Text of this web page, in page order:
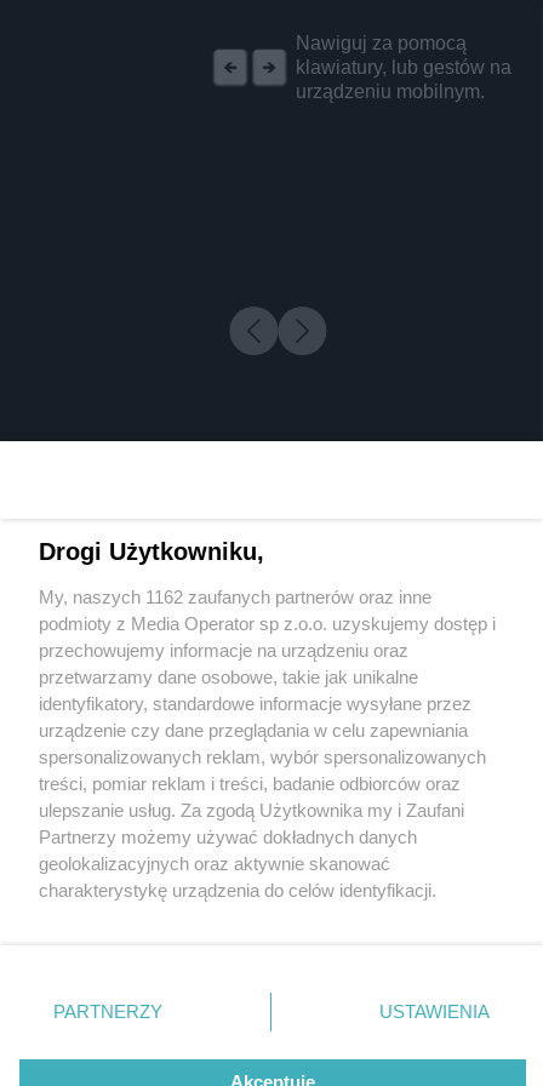
Nawiguj za pomocą
klawiatury, lub gestów na
urządzeniu mobilnym.
4 / 0
Wydawca mediów lokalnych
Nie zapomnij
zapoznać się z:
polityką prywatności regulamin korzystania z portali
Twojemiasto
Piekary Śląskie
Chorzów
Tarnowskie Góry
Gliwice
Skontakuj sięz nami
Kontakt
Wydawca
Redakcja
Drogi Użytkowniku,
My, naszych 1162 zaufanych partnerów oraz inne
podmioty z Media Operator sp z.o.o. uzyskujemy dostęp i
przechowujemy informacje na urządzeniu oraz
przetwarzamy dane osobowe, takie jak unikalne
identyfikatory, standardowe informacje wysyłane przez
urządzenie czy dane przeglądania w celu zapewniania
spersonalizowanych reklam, wybór spersonalizowanych
treści, pomiar reklam i treści, badanie odbiorców oraz
ulepszanie usług. Za zgodą Użytkownika my i Zaufani
Partnerzy możemy używać dokładnych danych
geolokalizacyjnych oraz aktywnie skanować
charakterystykę urządzenia do celów identyfikacji.
zmienić/wycofać klikając przycisk ustawień prywatności
znajdujący się w lewym dolnym rogu strony
rodzaje przetwarzania danych nie wymagają zgody
użytkownika, ale masz prawo sprzeciwić się takiemu
PARTNERZY USTAWIENIA
Akceptuję